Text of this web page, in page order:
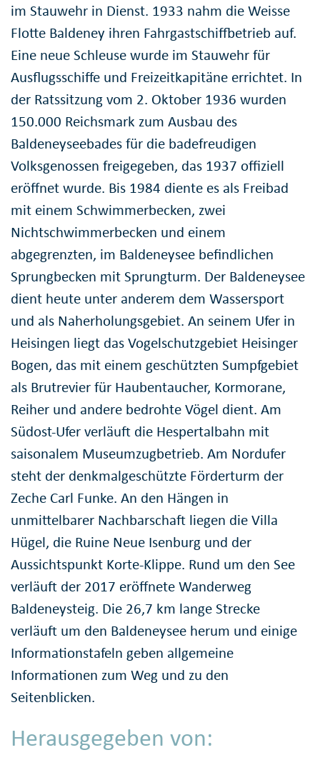
im Stauwehr in Dienst. 1933 nahm die Weisse
Flotte Baldeney ihren Fahrgastschiffbetrieb auf.
Eine neue Schleuse wurde im Stauwehr für
Ausflugsschiffe und Freizeitkapitäne errichtet. In
der Ratssitzung vom 2. Oktober 1936 wurden
150.000 Reichsmark zum Ausbau des
Baldeneyseebades für die badefreudigen
Volksgenossen freigegeben, das 1937 offiziell
eröffnet wurde. Bis 1984 diente es als Freibad
mit einem Schwimmerbecken, zwei
Nichtschwimmerbecken und einem
abgegrenzten, im Baldeneysee befindlichen
Sprungbecken mit Sprungturm. Der Baldeneysee
dient heute unter anderem dem Wassersport
und als Naherholungsgebiet. An seinem Ufer in
Heisingen liegt das Vogelschutzgebiet Heisinger
Bogen, das mit einem geschützten Sumpfgebiet
als Brutrevier für Haubentaucher, Kormorane,
Reiher und andere bedrohte Vögel dient. Am
Südost-Ufer verläuft die Hespertalbahn mit
saisonalem Museumzugbetrieb. Am Nordufer
steht der denkmalgeschützte Förderturm der
Zeche Carl Funke. An den Hängen in
unmittelbarer Nachbarschaft liegen die Villa
Hügel, die Ruine Neue Isenburg und der
Aussichtspunkt Korte-Klippe. Rund um den See
verläuft der 2017 eröffnete Wanderweg
Baldeneysteig. Die 26,7 km lange Strecke
verläuft um den Baldeneysee herum und einige
Informationstafeln geben allgemeine
Informationen zum Weg und zu den
Seitenblicken.
Herausgegeben von: